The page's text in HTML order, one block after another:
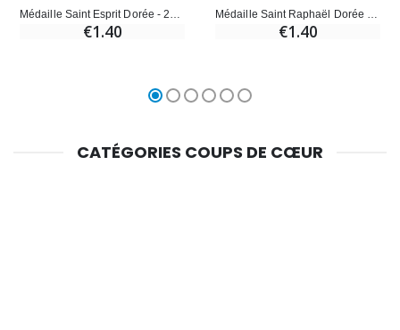
€1.40 €1.40
CATÉGORIES COUPS DE CŒUR